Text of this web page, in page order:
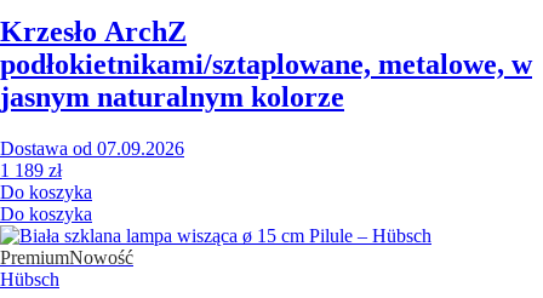
Krzesło ArchZ
podłokietnikami/sztaplowane, metalowe, w
jasnym naturalnym kolorze
Dostawa od 07.09.2026
1 189 zł
Do koszyka
Do koszyka
PremiumNowość
Hübsch